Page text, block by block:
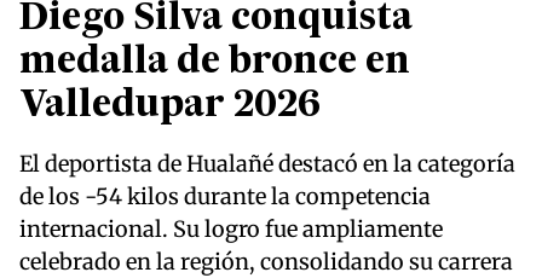
Diego Silva conquista
medalla de bronce en
Valledupar 2026
El deportista de Hualañé destacó en la categoría
de los -54 kilos durante la competencia
internacional. Su logro fue ampliamente
celebrado en la región, consolidando su carrera